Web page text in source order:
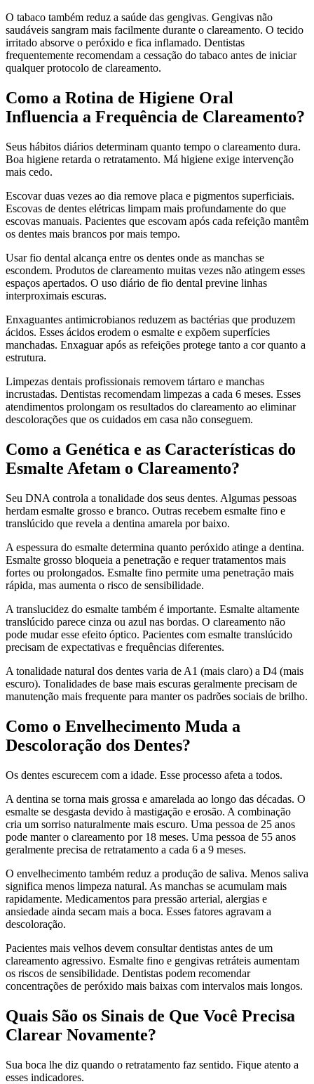
O tabaco também reduz a saúde das gengivas. Gengivas não
saudáveis sangram mais facilmente durante o clareamento. O tecido
irritado absorve o peróxido e fica inflamado. Dentistas
frequentemente recomendam a cessação do tabaco antes de iniciar
qualquer protocolo de clareamento.
Como a Rotina de Higiene Oral
Influencia a Frequência de Clareamento?
Seus hábitos diários determinam quanto tempo o clareamento dura.
Boa higiene retarda o retratamento. Má higiene exige intervenção
mais cedo.
Escovar duas vezes ao dia remove placa e pigmentos superficiais.
Escovas de dentes elétricas limpam mais profundamente do que
escovas manuais. Pacientes que escovam após cada refeição mantêm
os dentes mais brancos por mais tempo.
Usar fio dental alcança entre os dentes onde as manchas se
escondem. Produtos de clareamento muitas vezes não atingem esses
espaços apertados. O uso diário de fio dental previne linhas
interproximais escuras.
Enxaguantes antimicrobianos reduzem as bactérias que produzem
ácidos. Esses ácidos erodem o esmalte e expõem superfícies
manchadas. Enxaguar após as refeições protege tanto a cor quanto a
estrutura.
Limpezas dentais profissionais removem tártaro e manchas
incrustadas. Dentistas recomendam limpezas a cada 6 meses. Esses
atendimentos prolongam os resultados do clareamento ao eliminar
descolorações que os cuidados em casa não conseguem.
Como a Genética e as Características do
Esmalte Afetam o Clareamento?
Seu DNA controla a tonalidade dos seus dentes. Algumas pessoas
herdam esmalte grosso e branco. Outras recebem esmalte fino e
translúcido que revela a dentina amarela por baixo.
A espessura do esmalte determina quanto peróxido atinge a dentina.
Esmalte grosso bloqueia a penetração e requer tratamentos mais
fortes ou prolongados. Esmalte fino permite uma penetração mais
rápida, mas aumenta o risco de sensibilidade.
A translucidez do esmalte também é importante. Esmalte altamente
translúcido parece cinza ou azul nas bordas. O clareamento não
pode mudar esse efeito óptico. Pacientes com esmalte translúcido
precisam de expectativas e frequências diferentes.
A tonalidade natural dos dentes varia de A1 (mais claro) a D4 (mais
escuro). Tonalidades de base mais escuras geralmente precisam de
manutenção mais frequente para manter os padrões sociais de brilho.
Como o Envelhecimento Muda a
Descoloração dos Dentes?
Os dentes escurecem com a idade. Esse processo afeta a todos.
A dentina se torna mais grossa e amarelada ao longo das décadas. O
esmalte se desgasta devido à mastigação e erosão. A combinação
cria um sorriso naturalmente mais escuro. Uma pessoa de 25 anos
pode manter o clareamento por 18 meses. Uma pessoa de 55 anos
geralmente precisa de retratamento a cada 6 a 9 meses.
O envelhecimento também reduz a produção de saliva. Menos saliva
significa menos limpeza natural. As manchas se acumulam mais
rapidamente. Medicamentos para pressão arterial, alergias e
ansiedade ainda secam mais a boca. Esses fatores agravam a
descoloração.
Pacientes mais velhos devem consultar dentistas antes de um
clareamento agressivo. Esmalte fino e gengivas retráteis aumentam
os riscos de sensibilidade. Dentistas podem recomendar
concentrações de peróxido mais baixas com intervalos mais longos.
Quais São os Sinais de Que Você Precisa
Clarear Novamente?
Sua boca lhe diz quando o retratamento faz sentido. Fique atento a
esses indicadores.